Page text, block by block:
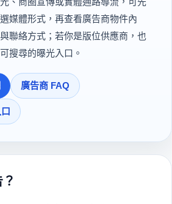
媒體形式，再查看廣告商物件內
聯絡方式；若你是版位供應商，也
搜尋的曝光入口。
廣告商 FAQ